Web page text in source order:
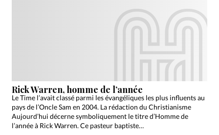
Actualité internationale
Chronique
Dossier
Eglises Foi Génération réveil
Monde
Opinions
Publireportage
Relations Aujourd'hui
Société
Tour du monde des Eglises
Rick Warren, homme de l’année
Le Time l’avait classé parmi les évangéliques les plus influents au
pays de l’Oncle Sam en 2004. La rédaction du Christianisme
Aujourd’hui décerne symboliquement le titre d’Homme de
l’année à Rick Warren. Ce pasteur baptiste…